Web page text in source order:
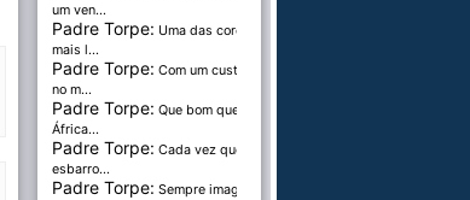
um ven...
Padre Torpe: Uma das cores
mais l...
Padre Torpe: Com um custo de
no m...
Padre Torpe: Que bom que a
África...
Padre Torpe: Cada vez que
esbarro...
Padre Torpe: Sempre imaginei